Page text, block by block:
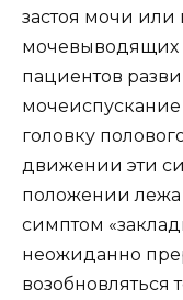
застоя мочи
мочевыводящих
пациентов
головку
движении эти
положении лежа
симптом
неожиданно
возобновляться